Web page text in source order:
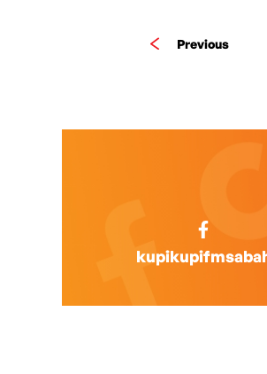
Previous